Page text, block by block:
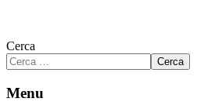
Cerca
Cerca
Menu